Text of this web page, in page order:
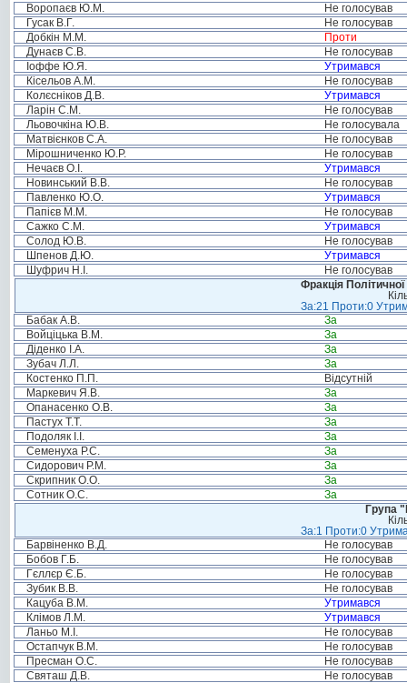
Воропаєв Ю.М.
Не голосував
Гусак В.Г.
Не голосував
Добкін М.М.
Проти
Дунаєв С.В.
Не голосував
Іоффе Ю.Я.
Утримався
Кісельов А.М.
Не голосував
Колєсніков Д.В.
Утримався
Ларін С.М.
Не голосував
Льовочкіна Ю.В.
Не голосувала
Матвієнков С.А.
Не голосував
Мірошниченко Ю.Р.
Не голосував
Нечаєв О.І.
Утримався
Новинський В.В.
Не голосував
Павленко Ю.О.
Утримався
Папієв М.М.
Не голосував
Сажко С.М.
Утримався
Солод Ю.В.
Не голосував
Шпенов Д.Ю.
Утримався
Шуфрич Н.І.
Не голосував
Фракція
За:21 Проти:0
Бабак А.В.
За
Войціцька В.М.
За
Діденко І.А.
За
Зубач Л.Л.
За
Костенко П.П.
Відсутній
Маркевич Я.В.
За
Опанасенко О.В.
За
Пастух Т.Т.
За
Подоляк І.І.
За
Семенуха Р.С.
За
Сидорович Р.М.
За
Скрипник О.О.
За
Сотник О.С.
За
Група
За:1 Проти:0
Барвіненко В.Д.
Не голосував
Бобов Г.Б.
Не голосував
Гєллєр Є.Б.
Не голосував
Зубик В.В.
Не голосував
Кацуба В.М.
Утримався
Клімов Л.М.
Утримався
Ланьо М.І.
Не голосував
Остапчук В.М.
Не голосував
Пресман О.С.
Не голосував
Святаш Д.В.
Не голосував